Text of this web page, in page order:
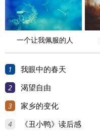
一个让我佩服的人
1 我眼中的春天
2 渴望自由
3 家乡的变化
4 《丑小鸭》读后感